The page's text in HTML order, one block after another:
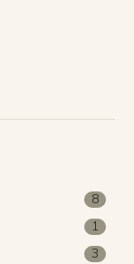
8
1
3